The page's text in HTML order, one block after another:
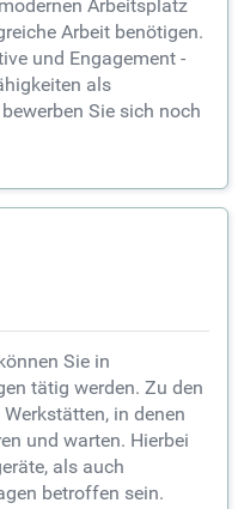
Arbeitsplatz
Arbeit benötigen.
und Engagement -
als
Sie sich noch
Sie in
tätig werden. Zu den
in denen
und warten. Hierbei
als auch
betroffen sein.